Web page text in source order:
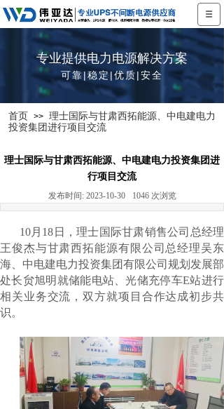
专业提供电力电源解决方案
可靠|稳定|优质|安全
首页 >> 理士国际与甘肃西拓能源、中电建电力
投资集团进行项目交流
理士国际与甘肃西拓能源、中电建电力投资集团进
行项目交流
发布时间: 2023-10-30 1046 次浏览
10月18日，理士国际甘肃销售公司总经理
王俊杰与甘肃西拓能源有限公司总经理吴东
海、中电建电力投资集团有限公司规划发展部
处长贠旭明就储能电站、光储充停车E站进行
相关业务交流，双方就项目合作达成初步共
识。